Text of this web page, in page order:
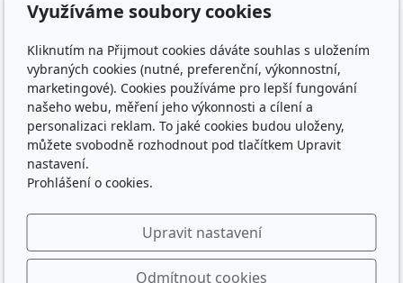
Útěchovská 224/1
IČO: 23218550
Nákup
Doprava a platba
Ochrana osobních údajů
Obchodní podmínky
Kdo hraje s WIDAROU
Využíváme soubory cookies
Kliknutím na Přijmout cookies dáváte souhlas s uložením
vybraných cookies (nutné, preferenční, výkonnostní,
marketingové). Cookies používáme pro lepší fungování
našeho webu, měření jeho výkonnosti a cílení a
personalizaci reklam. To jaké cookies budou uloženy,
můžete svobodně rozhodnout pod tlačítkem Upravit
nastavení.
Prohlášení o cookies.
Upravit nastavení
Odmítnout cookies